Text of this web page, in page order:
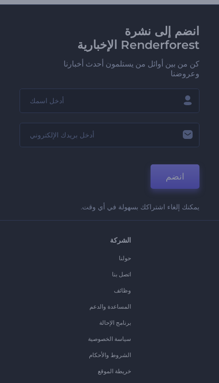
انضم إلى نشرة
Renderforest الإخبارية
كن من بين أوائل من يستلمون أحدث أخبارنا
وعروضنا
انضم
يمكنك إلغاء اشتراكك بسهولة في أي وقت.
الشركة
حولنا
اتصل بنا
وظائف
المساعدة والدعم
برنامج الإحالة
سياسة الخصوصية
الشروط والأحكام
خريطة الموقع